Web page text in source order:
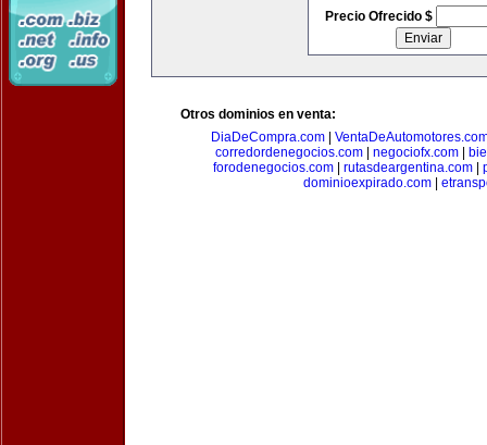
Precio Ofrecido $
Otros dominios en venta:
DiaDeCompra.com|
corredordenegocios.com
negociofx.com
forodenegocios.com| rutasdeargentina.com|
dominioexpirado.com|